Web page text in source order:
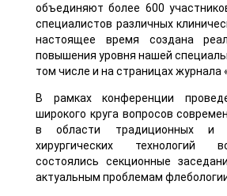
объединяют более 600
специалистов различных
настоящее время создана
повышения уровня нашей
том числе и на страницах журнала
В рамках конференции
широкого круга вопросов
в области традиционных и
хирургических технологий
состоялись секционные
актуальным проблемам